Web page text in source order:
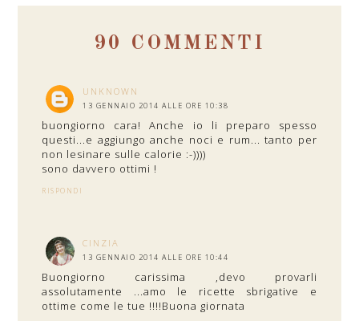
90 COMMENTI
UNKNOWN
13 GENNAIO 2014 ALLE ORE 10:38
buongiorno cara! Anche io li preparo spesso
questi...e aggiungo anche noci e rum... tanto per
non lesinare sulle calorie :-))))
sono davvero ottimi !
RISPONDI
CINZIA
13 GENNAIO 2014 ALLE ORE 10:44
Buongiorno carissima ,devo provarli
assolutamente ...amo le ricette sbrigative e
ottime come le tue !!!!Buona giornata